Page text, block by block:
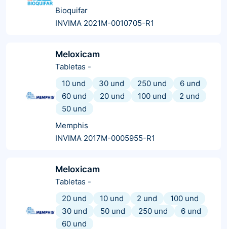
Bioquifar
INVIMA 2021M-0010705-R1
Meloxicam
Tabletas -
10 und
30 und 250 und
6 und
60 und
20 und 100 und
2 und
50 und
Memphis
INVIMA 2017M-0005955-R1
Meloxicam
Tabletas -
20 und
10 und 2 und
100 und
30 und
50 und 250 und
6 und
60 und